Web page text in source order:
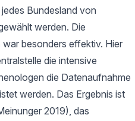
Bundesland von
werden. Die
besonders effektiv. Hier
die intensive
die Datenaufnahme
werden. Das Ergebnis ist
2019), das